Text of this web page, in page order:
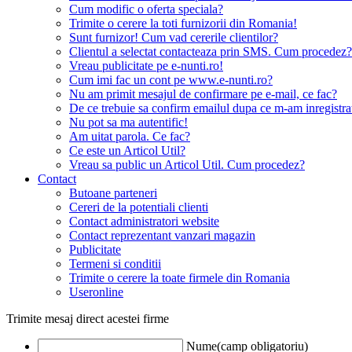
Cum modific o oferta speciala?
Trimite o cerere la toti furnizorii din Romania!
Sunt furnizor! Cum vad cererile clientilor?
Clientul a selectat contacteaza prin SMS. Cum procedez?
Vreau publicitate pe e-nunti.ro!
Cum imi fac un cont pe www.e-nunti.ro?
Nu am primit mesajul de confirmare pe e-mail, ce fac?
De ce trebuie sa confirm emailul dupa ce m-am
Nu pot sa ma autentific!
Am uitat parola. Ce fac?
Ce este un Articol Util?
Vreau sa public un Articol Util. Cum procedez?
Contact
Butoane parteneri
Cereri de la potentiali clienti
Contact administratori website
Contact reprezentant vanzari magazin
Publicitate
Termeni si conditii
Trimite o cerere la toate firmele din Romania
Useronline
Trimite mesaj direct acestei firme
Nume(camp obligatoriu)